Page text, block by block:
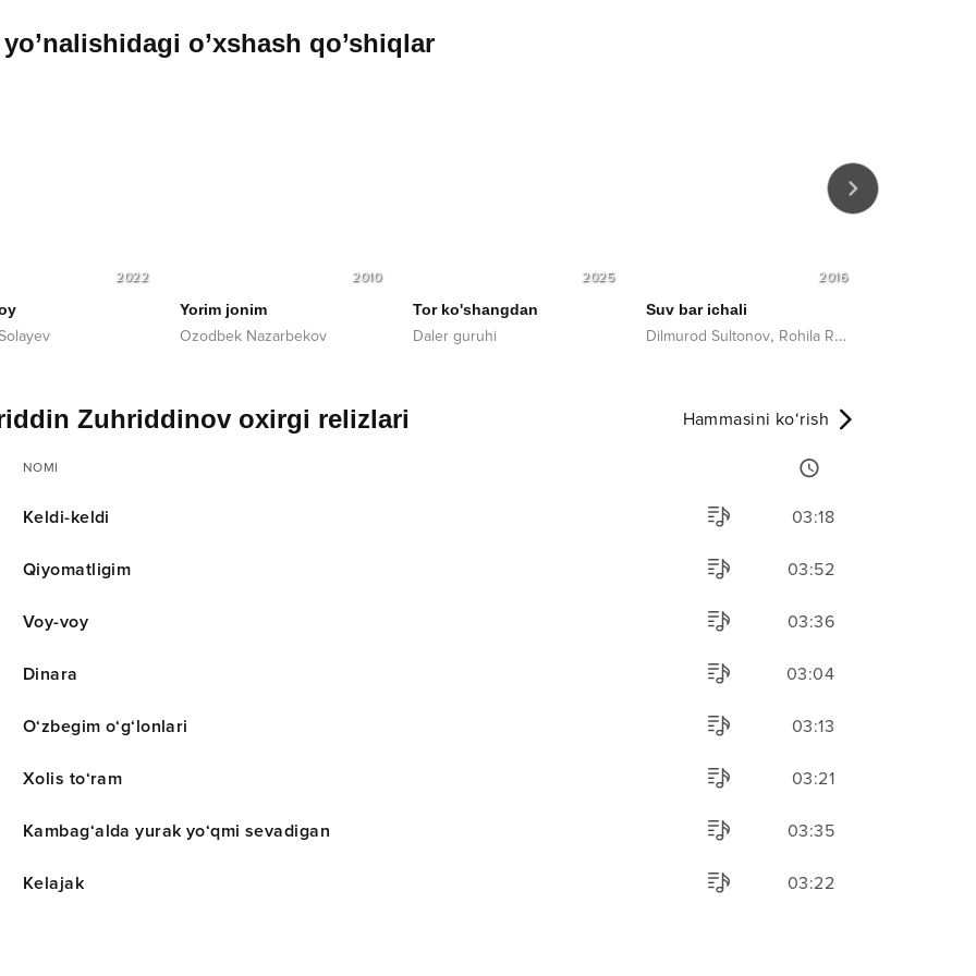
yo’nalishidagi o’xshash qo’shiqlar
2022 2010
Yorim jonim
Ozodbek Nazarbekov
2025
Tor ko'shangdan
Daler guruhi
2016
Suv bar ichali
Dilmurod Sultonov, Rohila Ro'zimova
Zuhriddinov oxirgi relizlari Hammasini ko‘rish
NOMI
Keldi-keldi 03:18
Qiyomatligim 03:52
Voy-voy 03:36
Dinara 03:04
O‘zbegim o‘g‘lonlari 03:13
Xolis to‘ram 03:21
Kambag‘alda yurak yo‘qmi sevadigan 03:35
Kelajak 03:22